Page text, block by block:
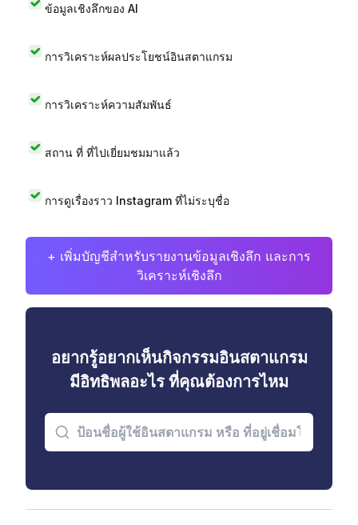
ข้อมูลเชิงลึกของ AI
การวิเคราะห์ผลประโยชน์อินสตาแกรม
การวิเคราะห์ความสัมพันธ์
สถาน ที่ ที่ไปเยี่ยมชมมาแล้ว
การดูเรื่องราว Instagram ที่ไม่ระบุชื่อ
+ เพิ่มบัญชีสำหรับรายงานข้อมูลเชิงลึก และการ
วิเคราะห์เชิงลึก
อยากรู้อยากเห็นกิจกรรมอินสตาแกรม
มีอิทธิพลอะไร ที่คุณต้องการไหม